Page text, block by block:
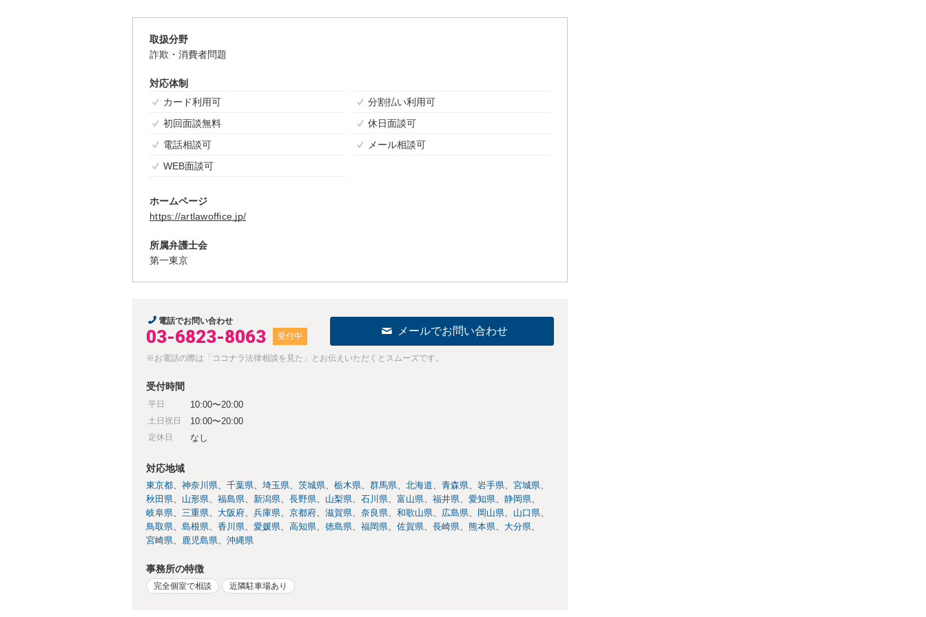
取扱分野
詐欺・消費者問題
対応体制
カード利用可
分割払い利用可
初回面談無料
休日面談可
電話相談可
メール相談可
WEB面談可
ホームページ
https://artlawoffice.jp/
所属弁護士会
第一東京
電話でお問い合わせ
03-6823-8063 受付中 メールでお問い合わせ
※お電話の際は「ココナラ法律相談を見た」とお伝えいただくとスムーズです。
受付時間
平日 10:00〜20:00
土日祝日 10:00〜20:00
定休日 なし
対応地域
東京都 神奈川県 千葉県 埼玉県 茨城県 栃木県 群馬県 北海道 青森県 岩手県
宮城県
秋田県
山形県 福島県 新潟県 長野県 山梨県 石川県 富山県 福井県 愛知県
静岡県
岐阜県
三重県 大阪府 兵庫県 京都府 滋賀県 奈良県 和歌山県 広島県 岡山県
山口県
鳥取県
島根県 香川県 愛媛県 高知県 徳島県 福岡県 佐賀県 長崎県 熊本県
大分県
宮崎県
鹿児島県 沖縄県
事務所の特徴
完全個室で相談 近隣駐車場あり